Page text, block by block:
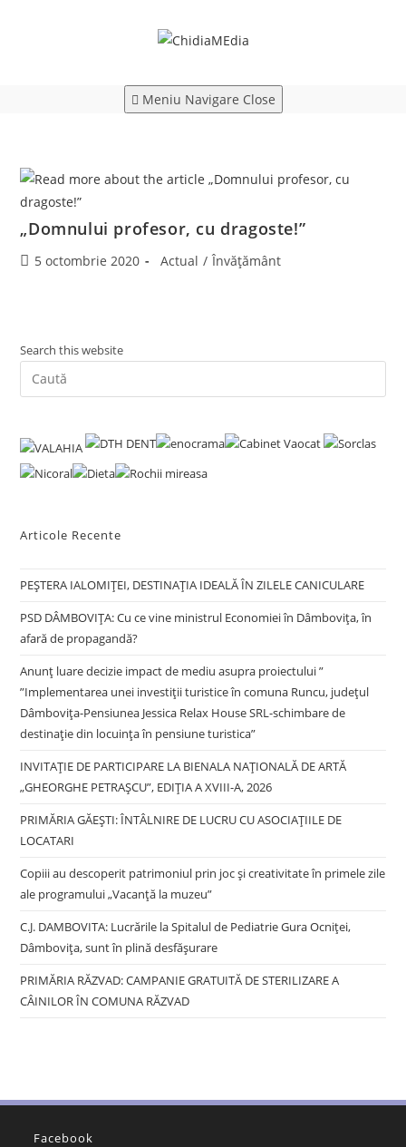
Meniu Navigare Close
„Domnului profesor, cu dragoste!”
Post5 octombrie 2020
Post
Actual / Învățământ
Search this website
Articole Recente
PEȘTERA IALOMIȚEI, DESTINAȚIA IDEALĂ ÎN ZILELE CANICULARE
PSD DÂMBOVIȚA: Cu ce vine ministrul Economiei în Dâmbovița, în
afară de propagandă?
Anunț luare decizie impact de mediu asupra proiectului ”
”Implementarea unei investiții turistice în comuna Runcu, județul
Dâmbovița-Pensiunea Jessica Relax House SRL-schimbare de
destinație din locuința în pensiune turistica”
INVITAȚIE DE PARTICIPARE LA BIENALA NAȚIONALĂ DE ARTĂ
„GHEORGHE PETRAȘCU”, EDIŢIA A XVIII-A, 2026
PRIMĂRIA GĂEȘTI: ÎNTÂLNIRE DE LUCRU CU ASOCIAȚIILE DE
LOCATARI
Copiii au descoperit patrimoniul prin joc și creativitate în primele zile
ale programului „Vacanță la muzeu”
C.J. DAMBOVITA: Lucrările la Spitalul de Pediatrie Gura Ocniței,
Dâmbovița, sunt în plină desfășurare
PRIMĂRIA RĂZVAD: CAMPANIE GRATUITĂ DE STERILIZARE A
CÂINILOR ÎN COMUNA RĂZVAD
Facebook